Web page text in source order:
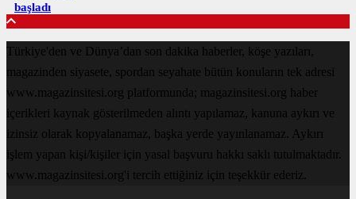
başladı
Türkiye'den ve Dünya’dan son dakika haberler, köşe yazıları,
magazinden siyasete, spordan seyahate bütün konuların tek adresi
www.magazinsitesi.org platformunda; magazinsitesi.org haber
içerikleri kaynak gösterilmeden alıntı yapılamaz, kanuna aykırı ve
izinsiz olarak kopyalanamaz, başka yerde yayınlanamaz. Aykırı
işlem yapan kişi/kişiler için yasal başvuru hakkı saklı tutulmaktadır.
www.magazinsitesi.org'i tercih ettiğiniz için teşekkür ederiz.